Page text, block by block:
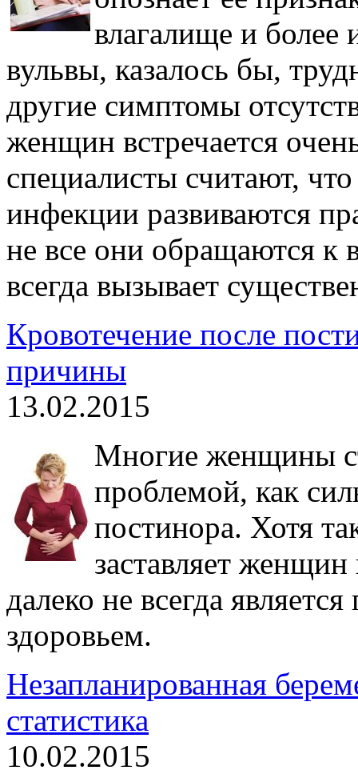
влагалище и более
вульвы, казалось бы,
другие симптомы
женщин встречается
специалисты считают,
инфекции развиваются
не все они обращаются к
всегда вызывает
Кровотечение после
причины
13.02.2015
Многие женщины
проблемой, как
постинора. Хотя
заставляет
далеко не всегда
здоровьем.
Незапланированная
статистика
10.02.2015